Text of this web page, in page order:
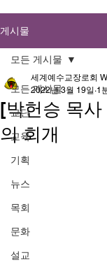
게시물
모든 게시물
교단
교육
기획
뉴스
목회
문화
설교
모든 게시물
[박헌승 목
의 회개
세계예수교장로회
2022년 3월 19일 1